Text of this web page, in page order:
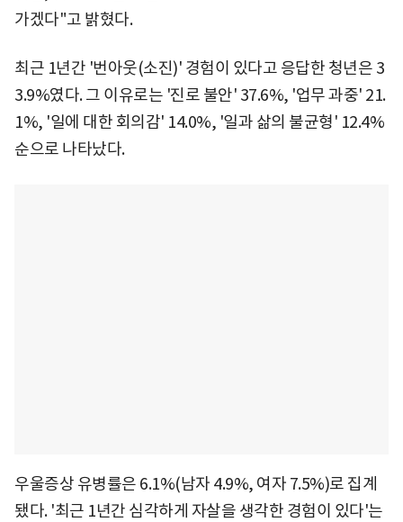
가겠다"고 밝혔다.
최근 1년간 '번아웃(소진)' 경험이 있다고 응답한 청년은 3
3.9%였다. 그 이유로는 '진로 불안' 37.6%, '업무 과중' 21.
1%, '일에 대한 회의감' 14.0%, '일과 삶의 불균형' 12.4%
순으로 나타났다.
우울증상 유병률은 6.1%(남자 4.9%, 여자 7.5%)로 집계
됐다. '최근 1년간 심각하게 자살을 생각한 경험이 있다'는